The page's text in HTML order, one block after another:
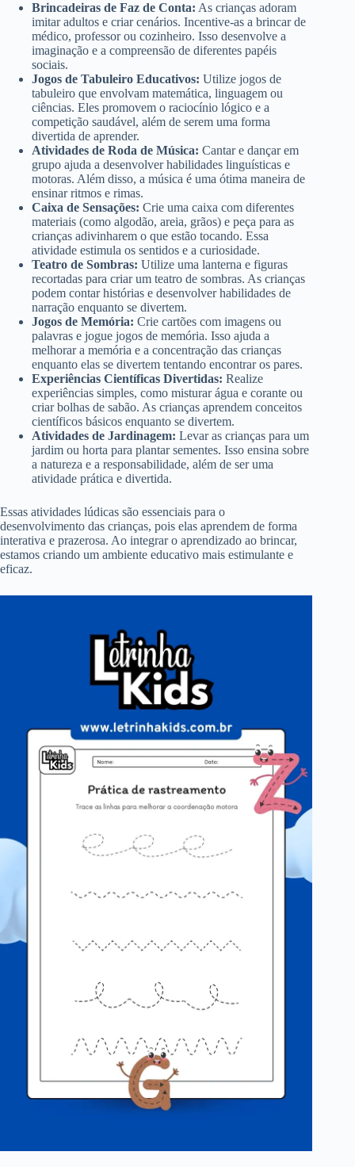
Brincadeiras de Faz de Conta: As crianças adoram
imitar adultos e criar cenários. Incentive-as a brincar de
médico, professor ou cozinheiro. Isso desenvolve a
imaginação e a compreensão de diferentes papéis
sociais.
Jogos de Tabuleiro Educativos: Utilize jogos de
tabuleiro que envolvam matemática, linguagem ou
ciências. Eles promovem o raciocínio lógico e a
competição saudável, além de serem uma forma
divertida de aprender.
Atividades de Roda de Música: Cantar e dançar em
grupo ajuda a desenvolver habilidades linguísticas e
motoras. Além disso, a música é uma ótima maneira de
ensinar ritmos e rimas.
Caixa de Sensações: Crie uma caixa com diferentes
materiais (como algodão, areia, grãos) e peça para as
crianças adivinharem o que estão tocando. Essa
atividade estimula os sentidos e a curiosidade.
Teatro de Sombras: Utilize uma lanterna e figuras
recortadas para criar um teatro de sombras. As crianças
podem contar histórias e desenvolver habilidades de
narração enquanto se divertem.
Jogos de Memória: Crie cartões com imagens ou
palavras e jogue jogos de memória. Isso ajuda a
melhorar a memória e a concentração das crianças
enquanto elas se divertem tentando encontrar os pares.
Experiências Científicas Divertidas: Realize
experiências simples, como misturar água e corante ou
criar bolhas de sabão. As crianças aprendem conceitos
científicos básicos enquanto se divertem.
Atividades de Jardinagem: Levar as crianças para um
jardim ou horta para plantar sementes. Isso ensina sobre
a natureza e a responsabilidade, além de ser uma
atividade prática e divertida.
Essas atividades lúdicas são essenciais para o
desenvolvimento das crianças, pois elas aprendem de forma
interativa e prazerosa. Ao integrar o aprendizado ao brincar,
estamos criando um ambiente educativo mais estimulante e
eficaz.